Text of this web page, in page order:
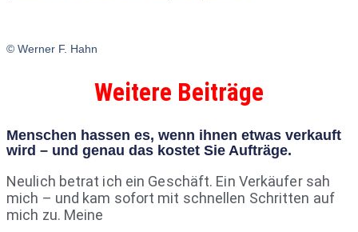
© Werner F. Hahn
Weitere Beiträge
Menschen hassen es, wenn ihnen etwas verkauft
wird – und genau das kostet Sie Aufträge.
Neulich betrat ich ein Geschäft. Ein Verkäufer sah
mich – und kam sofort mit schnellen Schritten auf
mich zu. Meine